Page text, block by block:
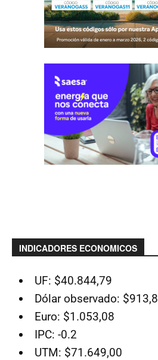
INDICADORES ECONOMICOS
UF: $40.844,79
Dólar observado:
Euro: $1.053,08
IPC: -0.2
UTM: $71.649,00